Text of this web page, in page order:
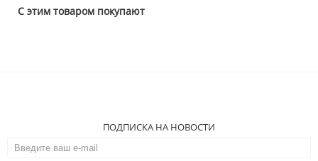
С этим товаром покупают
ПОДПИСКА НА НОВОСТИ